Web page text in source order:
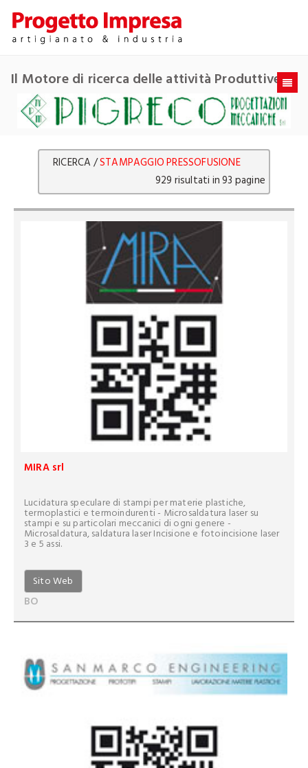
Il Motore di ricerca delle attività Produttive
RICERCA /STAMPAGGIO PRESSOFUSIONE
929 risultati in 93 pagine
MIRA srl
Lucidatura speculare di stampi per materie plastiche,
termoplastici e termoindurenti - Microsaldatura laser su
stampi e su particolari meccanici di ogni genere -
Microsaldatura, saldatura laser Incisione e fotoincisione laser
3 e 5 assi.
Sito Web
BO